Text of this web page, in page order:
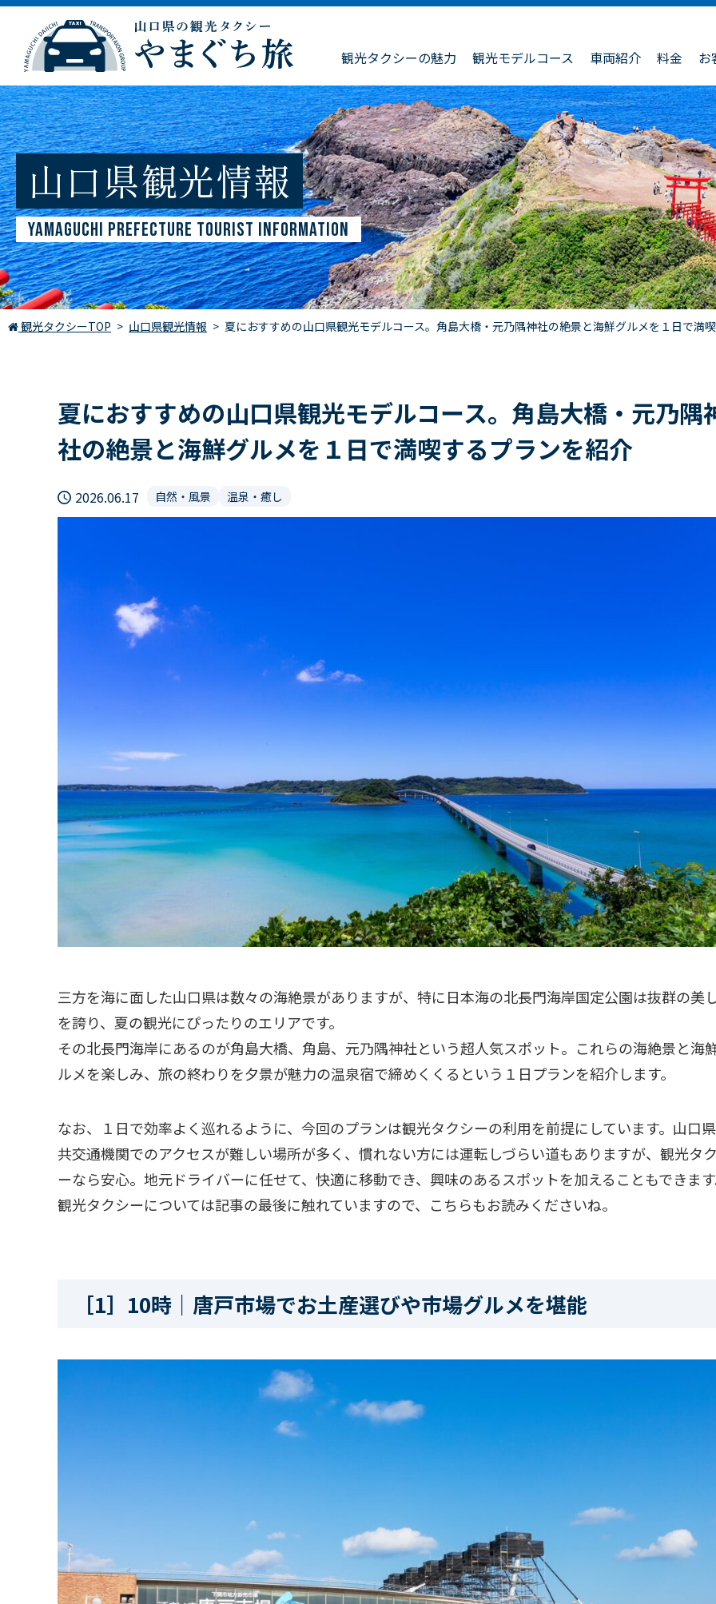
観光タクシーの魅力 観光モデルコース 車両紹介 料金 お
山口県観光情報
YAMAGUCHI PREFECTURE TOURIST INFORMATION
観光タクシーTOP 山口県観光情報 夏におすすめの山口県観光モデルコース。角島大橋・元乃隅神社の絶景と海鮮グルメを１日で満
夏におすすめの山口県観光モデルコース。角島大橋・元乃隅
社の絶景と海鮮グルメを１日で満喫するプランを紹介
2026.06.17 自然・風景 温泉・癒し
三方を海に面した山口県は数々の海絶景がありますが、特に日本海の北長門海岸国定公園は抜群の美
を誇り、夏の観光にぴったりのエリアです。
その北長門海岸にあるのが角島大橋、角島、元乃隅神社という超人気スポット。これらの海絶景と海
ルメを楽しみ、旅の終わりを夕景が魅力の温泉宿で締めくくるという１日プランを紹介します。
なお、１日で効率よく巡れるように、今回のプランは観光タクシーの利用を前提にしています。山口
共交通機関でのアクセスが難しい場所が多く、慣れない方には運転しづらい道もありますが、観光タ
ーなら安心。地元ドライバーに任せて、快適に移動でき、興味のあるスポットを加えることもできま
観光タクシーについては記事の最後に触れていますので、こちらもお読みくださいね。
［1］10時｜唐戸市場でお土産選びや市場グルメを堪能